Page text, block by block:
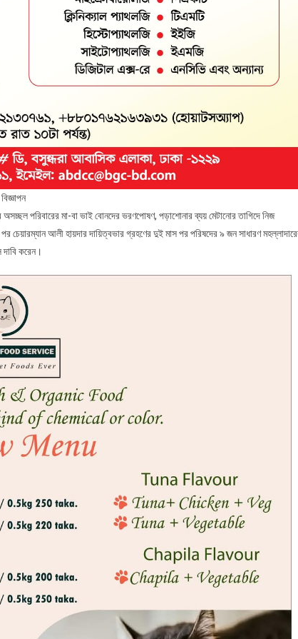
বিজ্ঞাপন
পরিবারের মা-বা ভাই বোনদের ভরণপোষণ, পড়াশোনার ব্যয় মেটানোর তাগিদে নিজ
চেয়ারম্যান আলী হায়দার দায়িত্বভার গ্রহণের দুই মাস পর পরিষদের ৯ জন সাধারণ
করেন।